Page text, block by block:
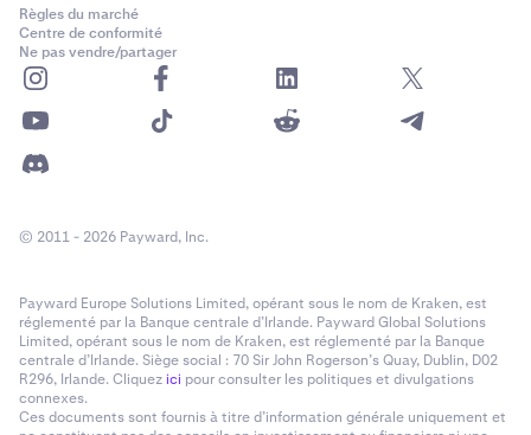
Règles du marché
Centre de conformité
Ne pas vendre/partager
© 2011 - 2026 Payward, Inc.
Payward Europe Solutions Limited, opérant sous le nom de Kraken, est
réglementé par la Banque centrale d’Irlande. Payward Global Solutions
Limited, opérant sous le nom de Kraken, est réglementé par la Banque
centrale d’Irlande. Siège social : 70 Sir John Rogerson’s Quay, Dublin, D02
R296, Irlande. Cliquezici pour consulter les politiques et divulgations
connexes.
Ces documents sont fournis à titre d’information générale uniquement et